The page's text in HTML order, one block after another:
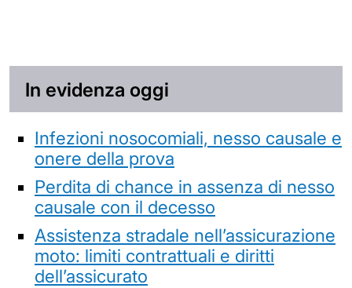
In evidenza oggi
Infezioni nosocomiali, nesso causale e
onere della prova
Perdita di chance in assenza di nesso
causale con il decesso
Assistenza stradale nell’assicurazione
moto: limiti contrattuali e diritti
dell’assicurato